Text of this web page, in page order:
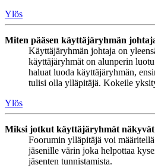
Ylös
Miten pääsen käyttäjäryhmän
Käyttäjäryhmän johtaja on
käyttäjäryhmät on alunperin
haluat luoda käyttäjäryhmän,
tulisi olla ylläpitäjä. Kokeile
Ylös
Miksi jotkut käyttäjäryhmät näkyvät
Foorumin ylläpitäjä voi
jäsenille värin joka helpottaa
jäsenten tunnistamista.